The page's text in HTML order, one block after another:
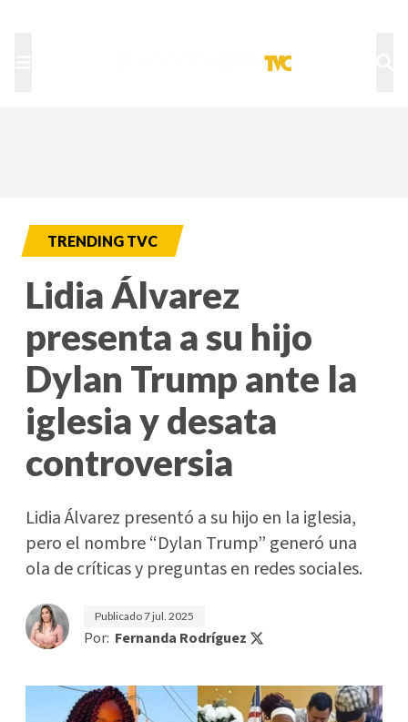
TRENDING TVC
Lidia Álvarez
presenta a su hijo
Dylan Trump ante la
iglesia y desata
controversia
Lidia Álvarez presentó a su hijo en la iglesia,
pero el nombre “Dylan Trump” generó una
ola de críticas y preguntas en redes sociales.
Publicado7 jul. 2025
Por: Fernanda Rodríguez